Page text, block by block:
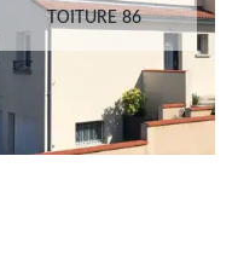
TOITURE 86